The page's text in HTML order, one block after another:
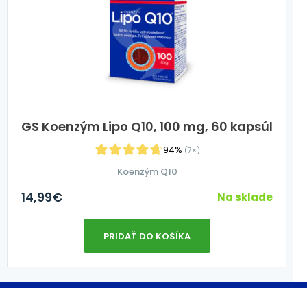
GS Koenzým Lipo Q10, 100 mg, 60 kapsúl
94% (7×)
Koenzým Q10
14,99€ Na sklade
PRIDAŤ DO KOŠÍKA